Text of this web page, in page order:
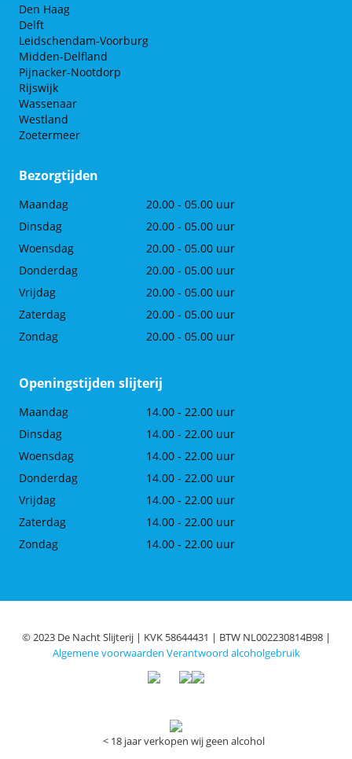
Den Haag
Delft
Leidschendam-Voorburg
Midden-Delfland
Pijnacker-Nootdorp
Rijswijk
Wassenaar
Westland
Zoetermeer
Bezorgtijden
Maandag
20.00 - 05.00 uur
Dinsdag
20.00 - 05.00 uur
Woensdag
20.00 - 05.00 uur
Donderdag
20.00 - 05.00 uur
Vrijdag
20.00 - 05.00 uur
Zaterdag
20.00 - 05.00 uur
Zondag
20.00 - 05.00 uur
Openingstijden slijterij
Maandag
14.00 - 22.00 uur
Dinsdag
14.00 - 22.00 uur
Woensdag
14.00 - 22.00 uur
Donderdag
14.00 - 22.00 uur
Vrijdag
14.00 - 22.00 uur
Zaterdag
14.00 - 22.00 uur
Zondag
14.00 - 22.00 uur
© 2023 De Nacht Slijterij | KVK 58644431 | BTW NL002230814B98 |
Algemene voorwaarden Verantwoord alcoholgebruik
< 18 jaar verkopen wij geen alcohol